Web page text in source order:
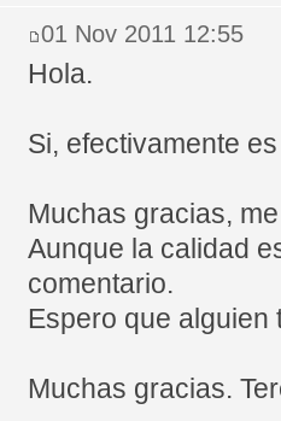
01 Nov 2011 12:55
Hola.
Si, efectivamente
Muchas gracias,
Aunque la calidad
comentario.
Espero que alguien
Muchas gracias.